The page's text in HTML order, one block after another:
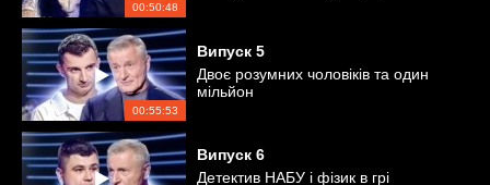
00:50:48
00:55:53
Випуск 5
Двоє розумних чоловіків та один
мільйон
Випуск 6
Детектив НАБУ і фізик в грі